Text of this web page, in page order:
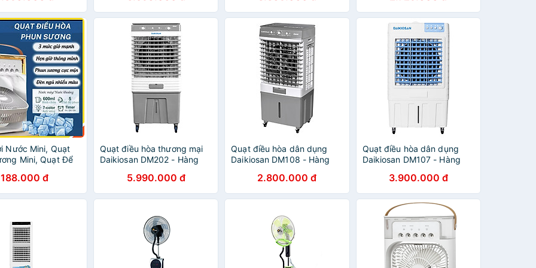
Nước Mini, Quạt
Mini, Quạt Để
Giờ Sử Dụng,
Nhiên - Hàng
188.000 đ
Quạt điều hòa thương mại
Daikiosan DM202 - Hàng
5.990.000 đ
Quạt điều hòa dân dụng
Daikiosan DM108 - Hàng
2.800.000 đ
Quạt điều hòa dân dụng
Daikiosan DM107 - Hàng
3.900.000 đ